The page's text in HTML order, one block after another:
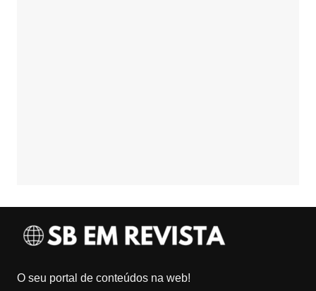
O seu portal de conteúdos na web!